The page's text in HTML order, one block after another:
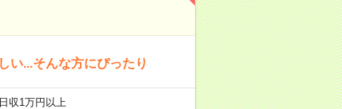
い...そんな方にぴったり
収1万円以上